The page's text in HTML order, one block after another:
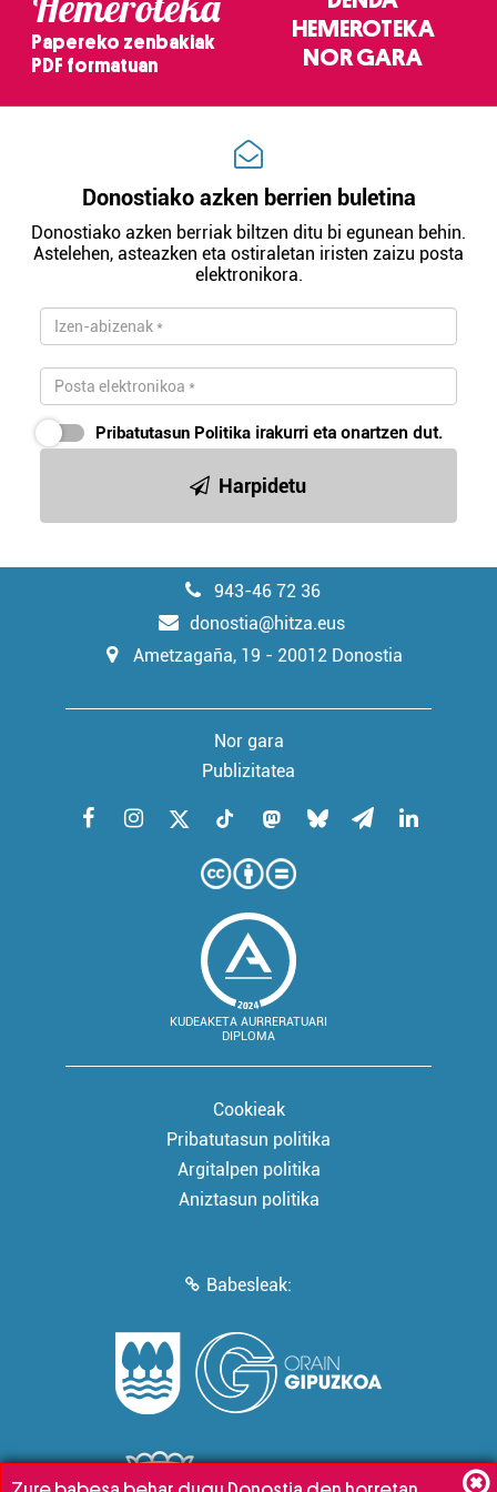
Papereko zenbakiak
PDF formatuan
HEMEROTEKA
NOR GARA
Donostiako azken berrien buletina
Donostiako azken berriak biltzen ditu bi egunean behin.
Astelehen, asteazken eta ostiraletan iristen zaizu posta
elektronikora.
Pribatutasun Politika irakurri eta onartzen dut.
Harpidetu
943-46 72 36
donostia@hitza.eus
Ametzagaña, 19 - 20012 Donostia
Nor gara
Publizitatea
KUDEAKETA AURRERATUARI
DIPLOMA
Cookieak
Pribatutasun politika
Argitalpen politika
Aniztasun politika
Babesleak: